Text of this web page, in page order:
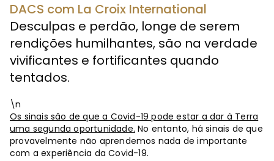
DACS com La Croix International
Desculpas e perdão, longe de serem
rendições humilhantes, são na verdade
vivificantes e fortificantes quando
tentados.
\n
Os sinais são de que a Covid-19 pode estar a dar à Terra
uma segunda oportunidade. No entanto, há sinais de que
provavelmente não aprendemos nada de importante
com a experiência da Covid-19.